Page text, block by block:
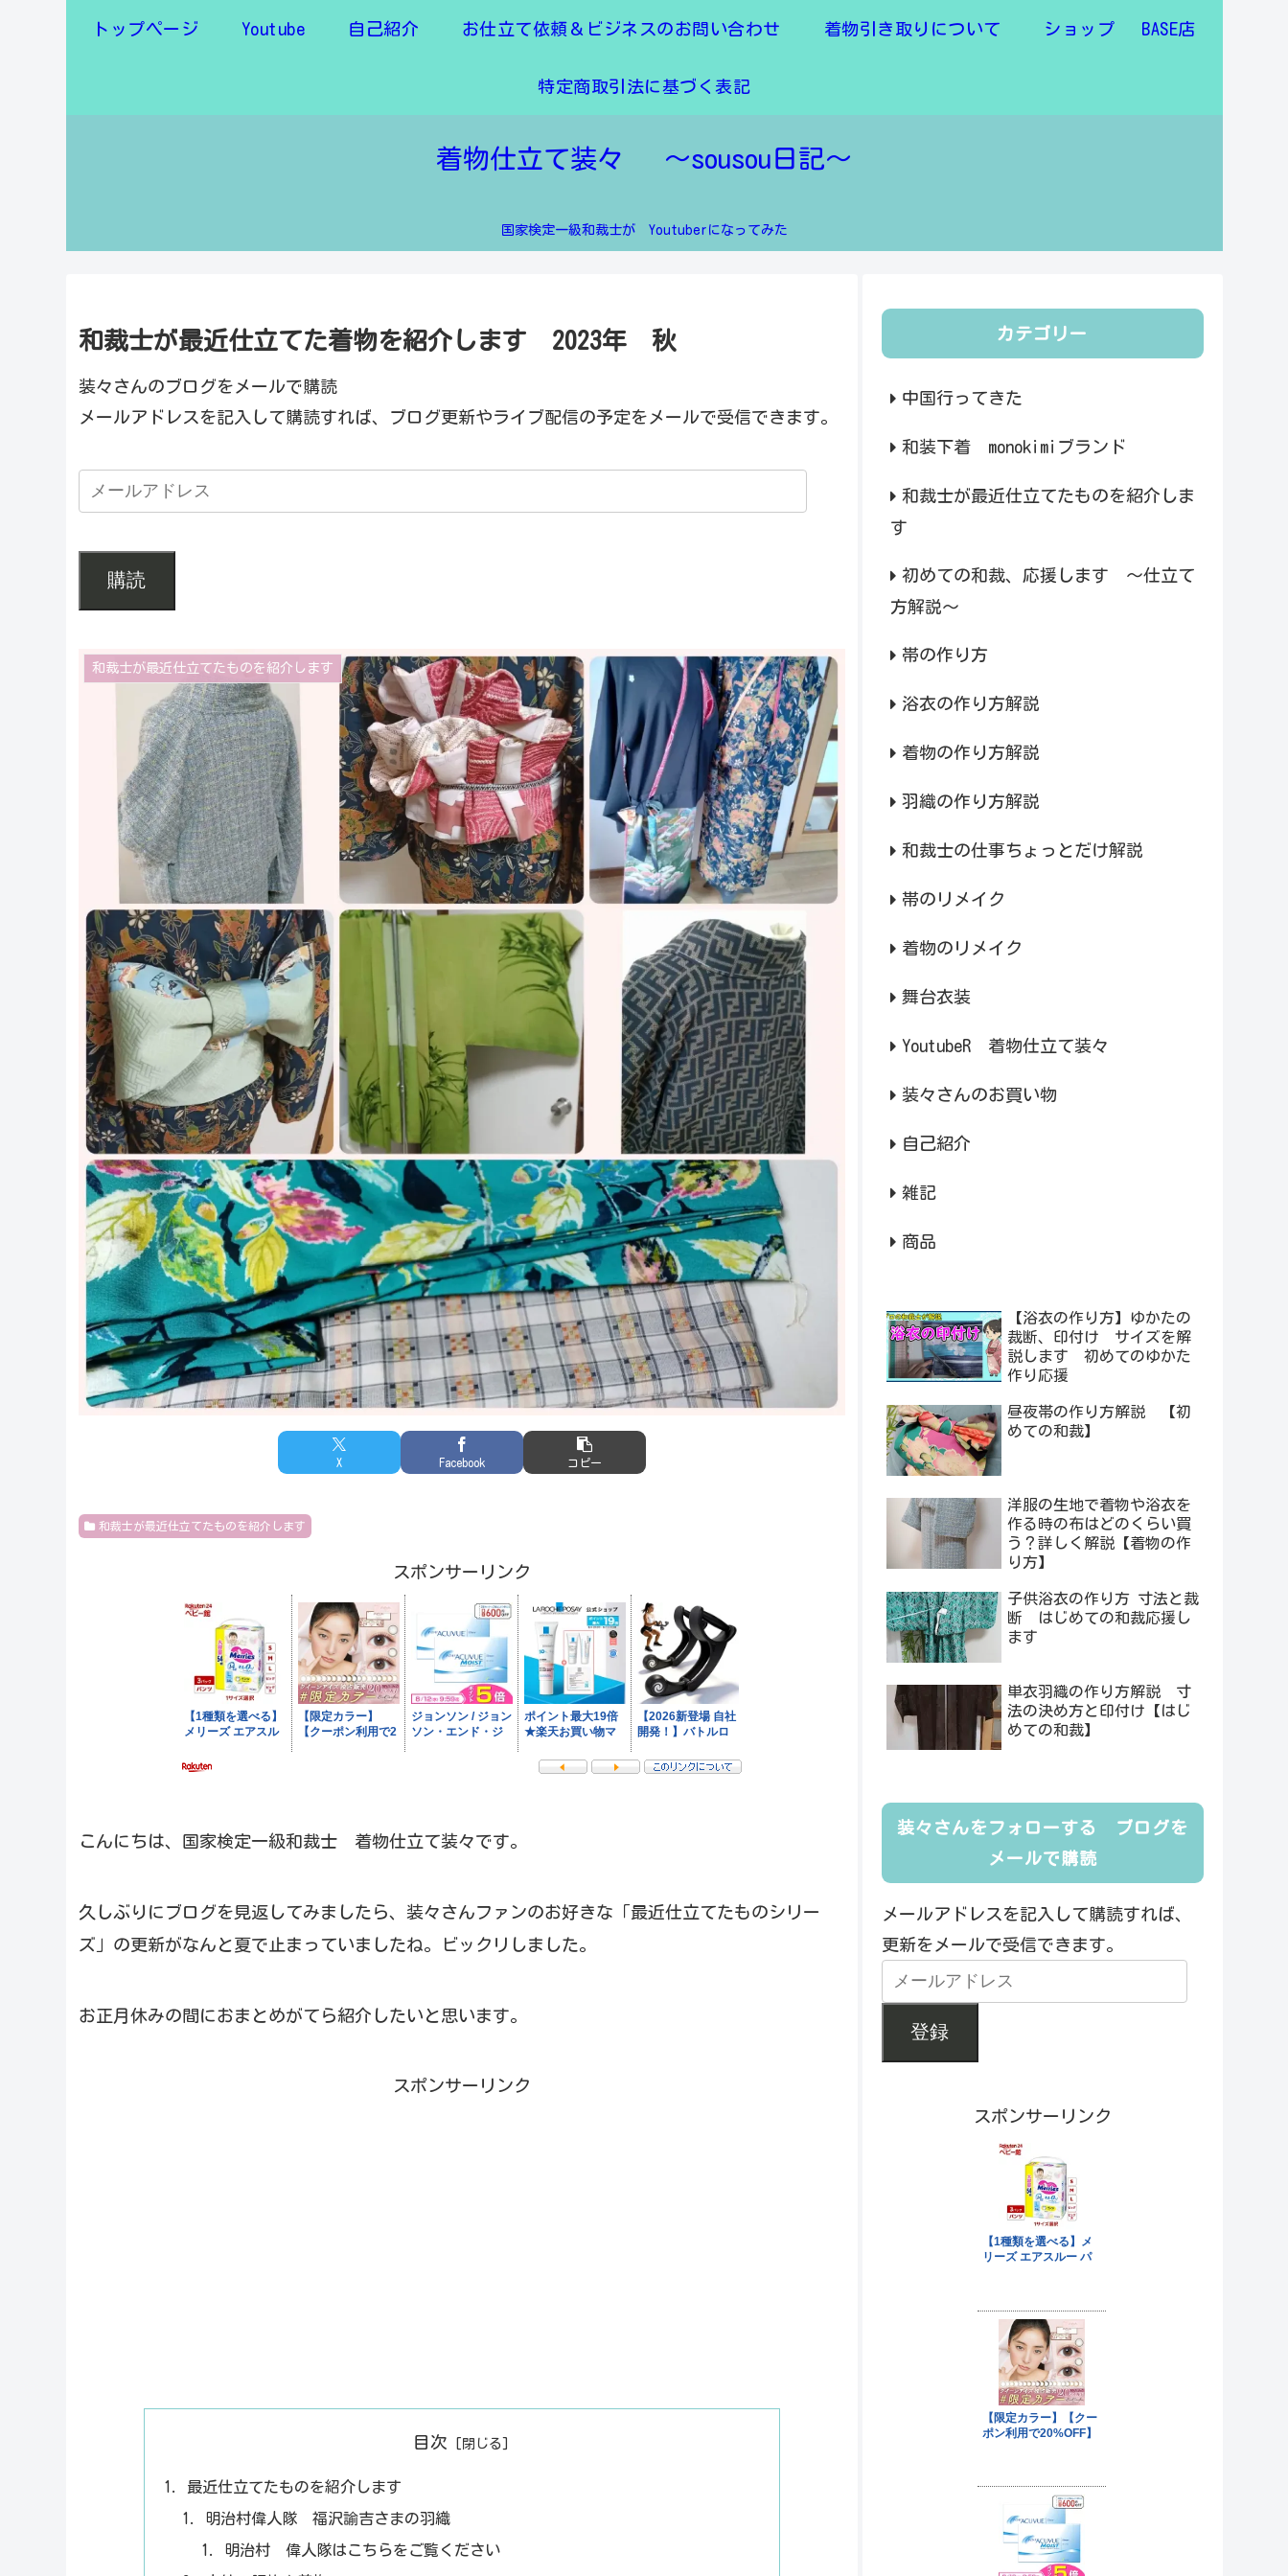
着物仕立て装々 ～sousou日記～
国家検定一級和裁士が Youtuberになってみた
トップページ Youtube 自己紹介 お仕立て依頼＆ビジネスのお問い合わせ 着物引き取りについて ショップ BASE店
特定商取引法に基づく表記
和裁士が最近仕立てた着物を紹介します 2023年 秋
装々さんのブログをメールで購読
メールアドレスを記入して購読すれば、ブログ更新やライブ配信の予定をメールで受信できます。
購読
和裁士が最近仕立てたものを紹介します
X Facebook コピー
和裁士が最近仕立てたものを紹介します
スポンサーリンク
こんにちは、国家検定一級和裁士 着物仕立て装々です。
久しぶりにブログを見返してみましたら、装々さんファンのお好きな「最近仕立てたものシリー
ズ」の更新がなんと夏で止まっていましたね。ビックリしました。
お正月休みの間におまとめがてら紹介したいと思います。
スポンサーリンク
目次
最近仕立てたものを紹介します
明治村偉人隊 福沢諭吉さまの羽織
明治村 偉人隊はこちらをご覧ください
カテゴリー
中国行ってきた
和装下着 monokimiブランド
和裁士が最近仕立てたものを紹介しま
す
初めての和裁、応援します ～仕立て
方解説～
帯の作り方
浴衣の作り方解説
着物の作り方解説
羽織の作り方解説
和裁士の仕事ちょっとだけ解説
帯のリメイク
着物のリメイク
舞台衣装
YoutubeR 着物仕立て装々
装々さんのお買い物
自己紹介
雑記
商品
【浴衣の作り方】ゆかたの
裁断、印付け サイズを解
説します 初めてのゆかた
作り応援
昼夜帯の作り方解説 【初
めての和裁】
洋服の生地で着物や浴衣を
作る時の布はどのくらい買
う？詳しく解説【着物の作
り方】
子供浴衣の作り方 寸法と裁
断 はじめての和裁応援し
ます
単衣羽織の作り方解説 寸
法の決め方と印付け【はじ
めての和裁】
装々さんをフォローする ブログを
メールで購読
メールアドレスを記入して購読すれば、
更新をメールで受信できます。
登録
スポンサーリンク